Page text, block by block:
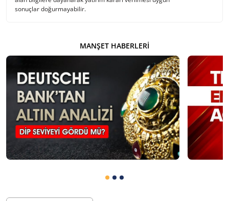
sonuçlar doğurmayabilir.
MANŞET HABERLERI